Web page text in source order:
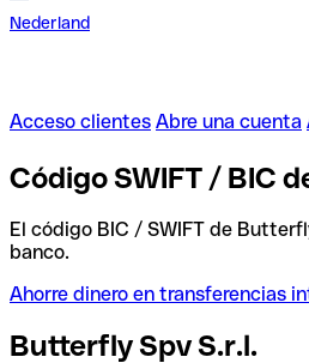
Nederland
Acceso clientes Abre una cuenta
Código SWIFT / BIC
El código BIC / SWIFT de
banco.
Ahorre dinero en transferencias
Butterfly Spv S.r.l.